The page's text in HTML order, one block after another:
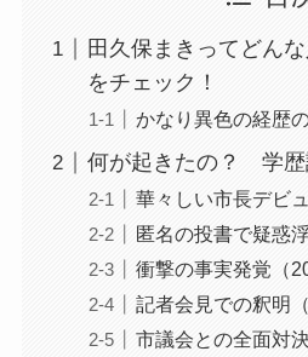
田久保まきってどん
をチェック！
かなり異色の経歴
何が起きたの？ 学歴
華々しい市長デビ
匿名の投書で疑惑浮
衝撃の事実発覚（
記者会見での釈明
市議会との全面対